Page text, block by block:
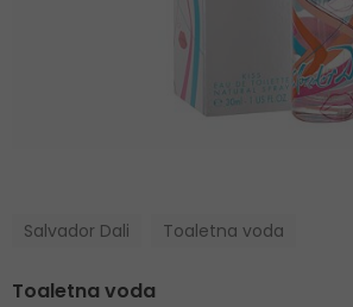
Salvador Dali Toaletna voda
Toaletna voda